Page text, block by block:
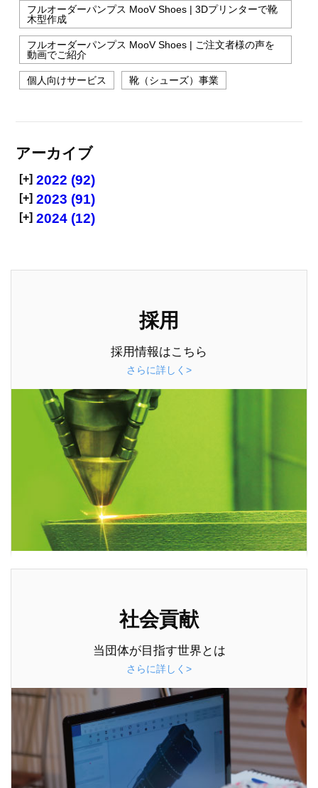
フルオーダーパンプス MooV Shoes | 3Dプリンターで靴
木型作成
フルオーダーパンプス MooV Shoes | ご注文者様の声を
動画でご紹介
個人向けサービス 靴（シューズ）事業
アーカイブ
[+] 2022 (92)
[+] 2023 (91)
[+] 2024 (12)
採用
採用情報はこちら
さらに詳しく>
社会貢献
当団体が目指す世界とは
さらに詳しく>